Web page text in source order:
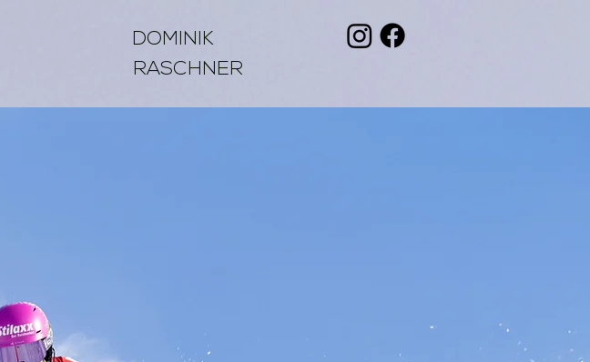
DOMINIK
RASCHNER